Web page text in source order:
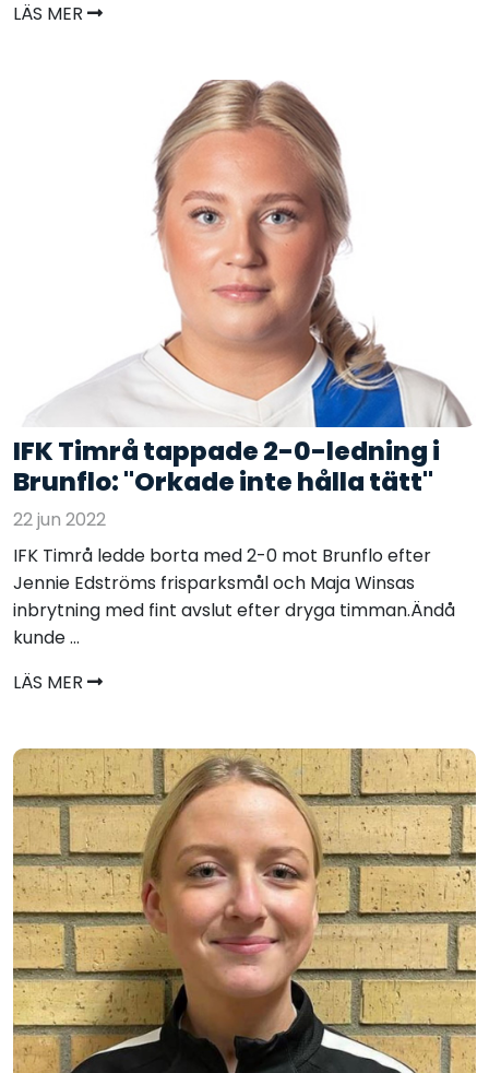
LÄS MER
IFK Timrå tappade 2-0-ledning i
Brunflo: "Orkade inte hålla tätt"
22 jun 2022
IFK Timrå ledde borta med 2-0 mot Brunflo efter
Jennie Edströms frisparksmål och Maja Winsas
inbrytning med fint avslut efter dryga timman.Ändå
kunde ...
LÄS MER